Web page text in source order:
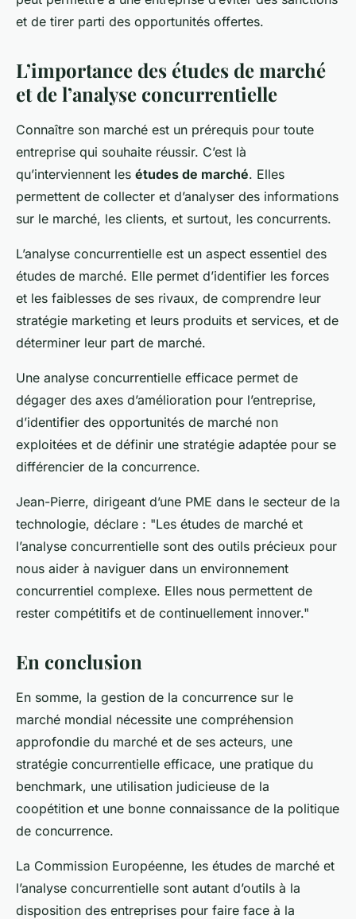
et de tirer parti des opportunités offertes.
L’importance des études de marché
et de l’analyse concurrentielle
Connaître son marché est un prérequis pour toute
entreprise qui souhaite réussir. C’est là
qu’interviennent les études de marché. Elles
permettent de collecter et d’analyser des informations
sur le marché, les clients, et surtout, les concurrents.
L’analyse concurrentielle est un aspect essentiel des
études de marché. Elle permet d’identifier les forces
et les faiblesses de ses rivaux, de comprendre leur
stratégie marketing et leurs produits et services, et de
déterminer leur part de marché.
Une analyse concurrentielle efficace permet de
dégager des axes d’amélioration pour l’entreprise,
d’identifier des opportunités de marché non
exploitées et de définir une stratégie adaptée pour se
différencier de la concurrence.
Jean-Pierre, dirigeant d’une PME dans le secteur de la
technologie, déclare : "Les études de marché et
l’analyse concurrentielle sont des outils précieux pour
nous aider à naviguer dans un environnement
concurrentiel complexe. Elles nous permettent de
rester compétitifs et de continuellement innover."
En conclusion
En somme, la gestion de la concurrence sur le
marché mondial nécessite une compréhension
approfondie du marché et de ses acteurs, une
stratégie concurrentielle efficace, une pratique du
benchmark, une utilisation judicieuse de la
coopétition et une bonne connaissance de la politique
de concurrence.
La Commission Européenne, les études de marché et
l’analyse concurrentielle sont autant d’outils à la
disposition des entreprises pour faire face à la